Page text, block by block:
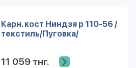
Карн. кост Ниндзя р 110-56 /
текстиль/Пуговка/
11 059 тнг.